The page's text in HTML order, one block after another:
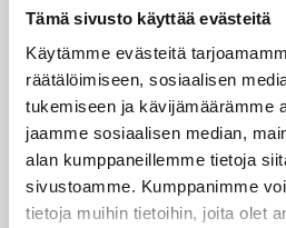
Tämä sivusto käyttää evästeitä
Käytämme evästeitä
räätälöimiseen, sosiaalisen
tukemiseen ja kävijämäärämme
jaamme sosiaalisen median,
alan kumppaneillemme tietoja
sivustoamme. Kumppanimme
tietoja muihin tietoihin, joita olet
vapauta niitä takaisin
Miten Ctrap
sisäilman
Ctrap eroaa merkittävästi
puhdistusmenetelmistä